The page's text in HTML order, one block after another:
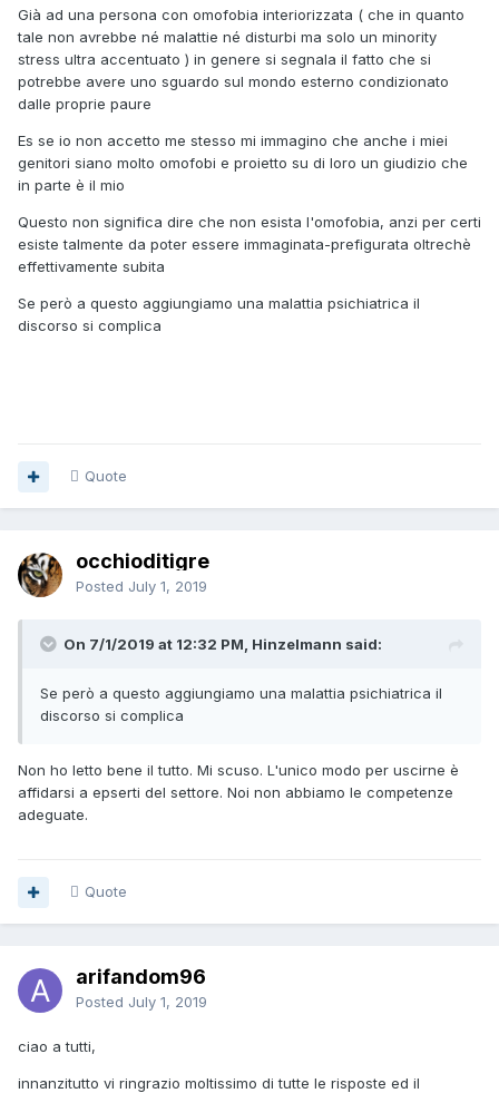
Già ad una persona con omofobia interiorizzata ( che in quanto
tale non avrebbe né malattie né disturbi ma solo un minority
stress ultra accentuato ) in genere si segnala il fatto che si
potrebbe avere uno sguardo sul mondo esterno condizionato
dalle proprie paure
Es se io non accetto me stesso mi immagino che anche i miei
genitori siano molto omofobi e proietto su di loro un giudizio che
in parte è il mio
Questo non significa dire che non esista l'omofobia, anzi per certi
esiste talmente da poter essere immaginata-prefigurata oltrechè
effettivamente subita
Se però a questo aggiungiamo una malattia psichiatrica il
discorso si complica
Quote
occhioditigre
Posted July 1, 2019
On 7/1/2019 at 12:32 PM, Hinzelmann said:
Se però a questo aggiungiamo una malattia psichiatrica il
discorso si complica
Non ho letto bene il tutto. Mi scuso. L'unico modo per uscirne è
affidarsi a epserti del settore. Noi non abbiamo le competenze
adeguate.
Quote
arifandom96
Posted July 1, 2019
ciao a tutti,
innanzitutto vi ringrazio moltissimo di tutte le risposte ed il